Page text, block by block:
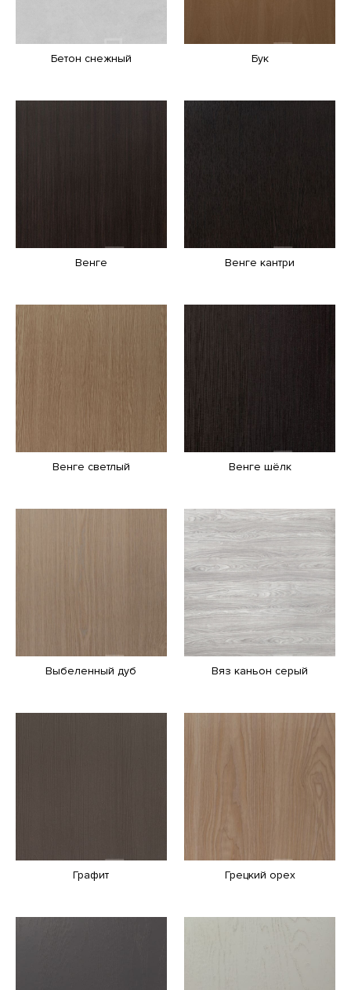
Бетон снежный Бук
Венге Венге кантри
Венге светлый Венге шёлк
Выбеленный дуб Вяз каньон серый
Графит Грецкий орех